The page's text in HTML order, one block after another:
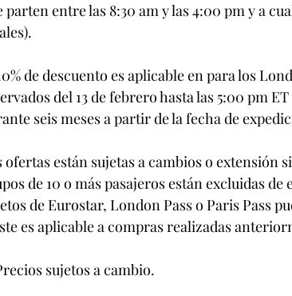
parten entre las 8:30 am y las 4:00 pm y a
de descuento es aplicable en para los
del 13 de febrero hasta las 5:00 pm
seis meses a partir de la fecha de
ofertas están sujetas a cambios o extensión
de 10 o más pasajeros están excluidas
de Eurostar, London Pass o Paris Pass
es aplicable a compras realizadas
sujetos a cambio.